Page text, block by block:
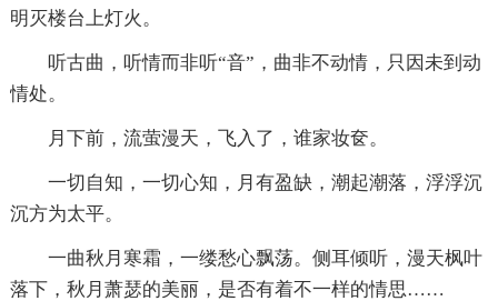
明灭楼台上灯火。
听古曲，听情而非听“音”，曲非不动情，只因未到动
情处。
月下前，流萤漫天，飞入了，谁家妆奁。
一切自知，一切心知，月有盈缺，潮起潮落，浮浮沉
沉方为太平。
一曲秋月寒霜，一缕愁心飘荡。侧耳倾听，漫天枫叶
落下，秋月萧瑟的美丽，是否有着不一样的情思……